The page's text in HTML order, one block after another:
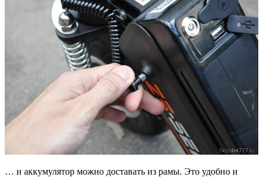
… и аккумулятор можно доставать из рамы. Это удобно и